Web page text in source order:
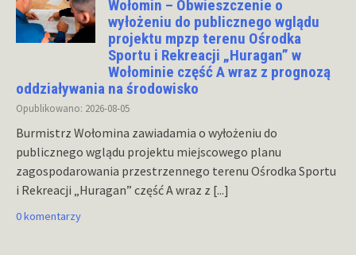
Wołomin – Obwieszczenie o
wyłożeniu do publicznego wglądu
projektu mpzp terenu Ośrodka
Sportu i Rekreacji „Huragan” w
Wołominie część A wraz z prognozą
oddziaływania na środowisko
Opublikowano: 2026-08-05
Burmistrz Wołomina zawiadamia o wyłożeniu do
publicznego wglądu projektu miejscowego planu
zagospodarowania przestrzennego terenu Ośrodka Sportu
i Rekreacji „Huragan” część A wraz z [...]
0 komentarzy